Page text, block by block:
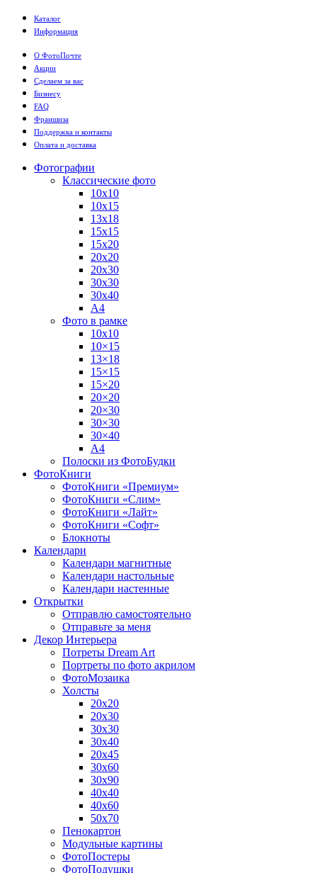
Каталог
Информация
О ФотоПочте
Акции
Сделаем за вас
Бизнесу
FAQ
Франшиза
Поддержка и контакты
Оплата и доставка
Фотографии
Классические фото
10х10
10х15
13х18
15х15
15х20
20х20
20х30
30х30
30х40
А4
Фото в рамке
10х10
10×15
13×18
15×15
15×20
20×20
20×30
30×30
30×40
A4
Полоски из ФотоБудки
ФотоКниги
ФотоКниги «Премиум»
ФотоКниги «Слим»
ФотоКниги «Лайт»
ФотоКниги «Софт»
Блокноты
Календари
Календари магнитные
Календари настольные
Календари настенные
Открытки
Отправлю самостоятельно
Отправьте за меня
Декор Интерьера
Потреты Dream Art
Портреты по фото акрилом
ФотоМозаика
Холсты
20х20
20х30
30х30
30х40
20х45
30х60
30х90
40х40
40х60
50х70
Пенокартон
Модульные картины
ФотоПостеры
ФотоПодушки